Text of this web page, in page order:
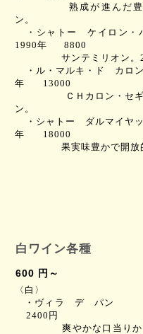
熟成が進んだ
ン。
・シャトー ケイロン
1990年
8800
サンテミリオン。
・ル・マルキ・ド カロ
年
13000
ＣＨカロン・セ
ン。
・シャトー ダル
年
18000
果実味豊かで開放
白ワイン各種
600 円～
〈白〉
・ヴィラ デ
2400円
爽やかな口当